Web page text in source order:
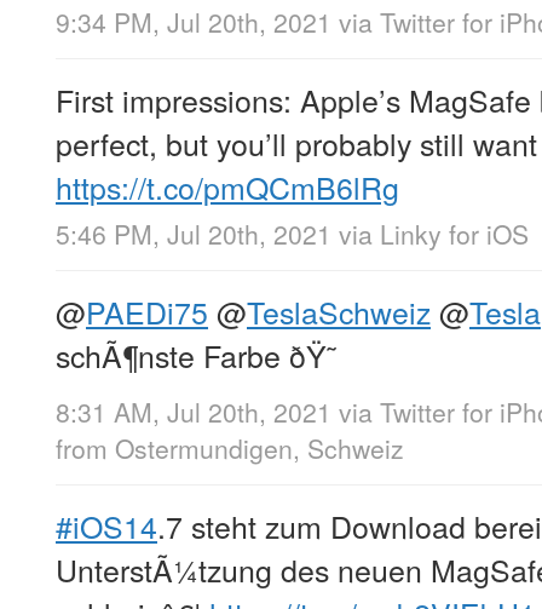
9:34 PM, Jul 20th, 2021 via Twitter for
First impressions: Apple’s MagSafe
perfect, but you’ll probably still
https://t.co/pmQCmB6lRg
5:46 PM, Jul 20th, 2021 via Linky for iOS
@PAEDi75 @TeslaSchweiz@Tesla
schÃ¶nste Farbe ðŸ˜
8:31 AM, Jul 20th, 2021 via Twitter for
from Ostermundigen, Schweiz
#iOS14.7 steht zum Download
UnterstÃ¼tzung des neuen